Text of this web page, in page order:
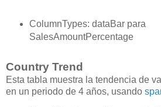
ColumnTypes: dataBar para
SalesAmountPercentage
Country Trend
Esta tabla muestra la tendencia de
en un periodo de 4 años, usando